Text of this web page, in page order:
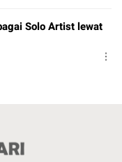
Solo Artist lewat